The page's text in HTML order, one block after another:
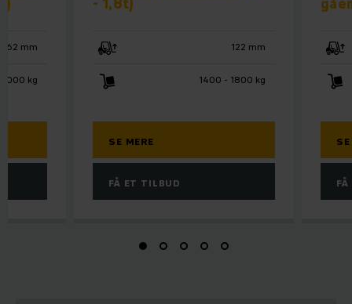
122 mm
1400 - 1800 kg
SE MERE
FÅ ET TILBUD
662 mm
2000 kg